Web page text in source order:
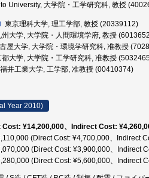
University, 大学院・工学研究科, 教授
東京理科大学, 理工学部, 教授 (20339112)
州大学, 大学院・人間環境学府, 教授
屋大学, 大学院・環境学研究科, 准教授
都大学, 大学院・工学研究科, 准教授
福井工業大学, 工学部, 准教授 (00410374)
Year 2010)
¥14,200,000、Indirect Cost:
(Direct Cost: ¥4,700,000、Indirect
(Direct Cost: ¥3,900,000、Indirect
(Direct Cost: ¥5,600,000、Indirect